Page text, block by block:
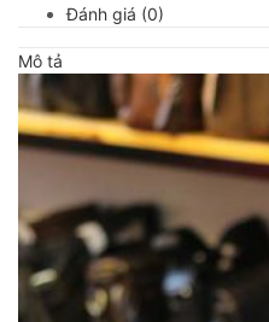
Đánh giá (0)
Mô tả